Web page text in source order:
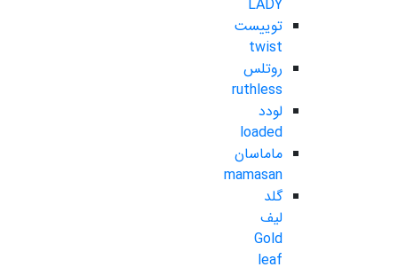
LADY
توییست
twist
روتلس
ruthless
لودد
loaded
ماماسان
mamasan
گلد
لیف
Gold
leaf